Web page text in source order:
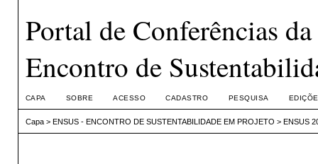
Portal de Conferências
Encontro de
CAPA SOBRE ACESSO CADASTRO PESQUISA
Capa> ENSUS - ENCONTRO DE SUSTENTABILIDADE EM PROJETO > ENSUS